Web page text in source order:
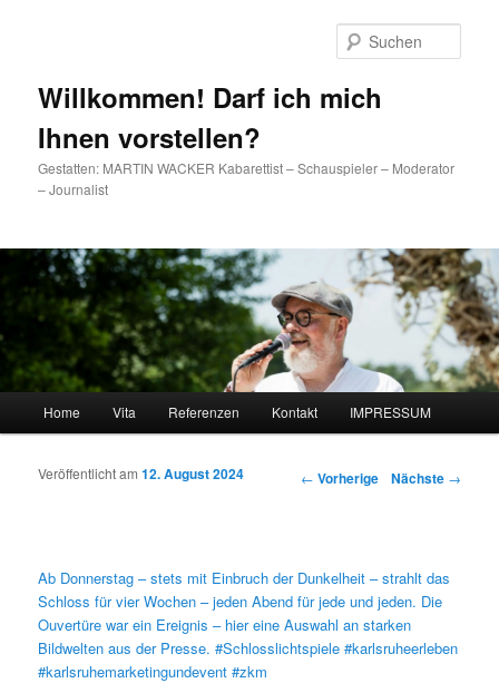
Willkommen! Darf ich mich
Ihnen vorstellen?
Gestatten: MARTIN WACKER Kabarettist – Schauspieler – Moderator
– Journalist
Zum Inhalt wechseln
Zum sekundären Inhalt wechseln
Home Vita Referenzen Kontakt IMPRESSUM
Artikelnavigation ← Vorherige Nächste →
Veröffentlicht am12. August 2024
Ab Donnerstag – stets mit Einbruch der Dunkelheit – strahlt das
Schloss für vier Wochen – jeden Abend für jede und jeden. Die
Ouvertüre war ein Ereignis – hier eine Auswahl an starken
Bildwelten aus der Presse. #Schlosslichtspiele #karlsruheerleben
#karlsruhemarketingundevent #zkm